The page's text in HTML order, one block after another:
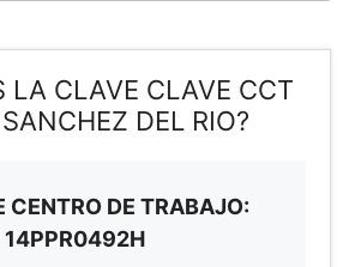
LA CLAVE CLAVE CCT
DEL RIO?
CENTRO DE TRABAJO:
14PPR0492H